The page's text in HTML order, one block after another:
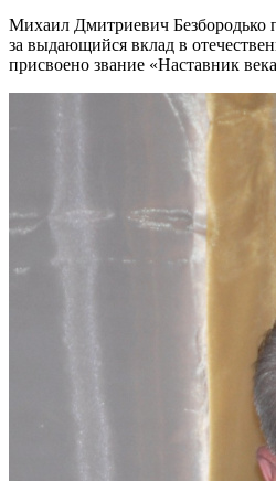
Михаил Дмитриевич Безбородько
за выдающийся вклад в
присвоено звание «Наставник